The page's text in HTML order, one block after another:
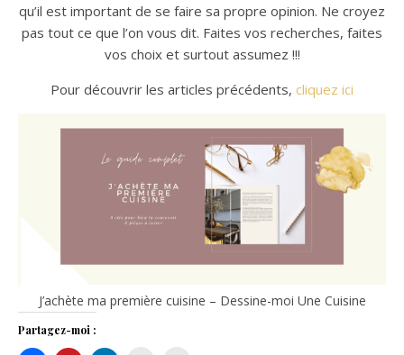
qu’il est important de se faire sa propre opinion. Ne croyez
pas tout ce que l’on vous dit. Faites vos recherches, faites
vos choix et surtout assumez !!!
Pour découvrir les articles précédents, cliquez ici
J’achète ma première cuisine – Dessine-moi Une Cuisine
Partagez-moi :